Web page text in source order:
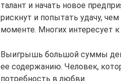
талант и начать новое
рискнут и попытать удачу,
моменте. Многих интересует
Выигрышь большой суммы
ее содержанию. Человек,
потребность в любви.